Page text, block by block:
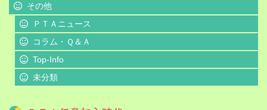
その他
ＰＴＡニュース
コラム・Ｑ＆Ａ
Top-Info
未分類